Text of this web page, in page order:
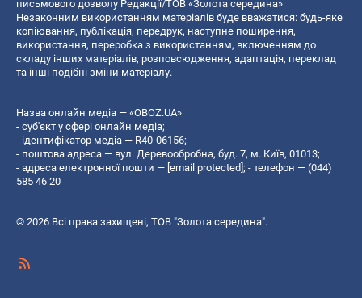
письмового дозволу Редакції/ТОВ «Золота середина»
Незаконним використанням матеріалів буде вважатися: будь-яке
копiювання, публiкацiя, передрук, наступне поширення,
використання, переробка з використанням, включенням до
складу інших матеріалів, розповсюдження, адаптація, переклад
та інші подібні зміни матеріалу.
Назва онлайн медіа — «OBOZ.UA»
- суб'єкт у сфері онлайн медіа;
- ідентифікатор медіа — R40-06156;
- поштова адреса — вул. Деревообробна, буд. 7, м. Київ, 01013;
- адреса електронної пошти — [email protected]; - телефон — (044)
585 46 20
© 2026 Всі права захищені, ТОВ "Золота середина".